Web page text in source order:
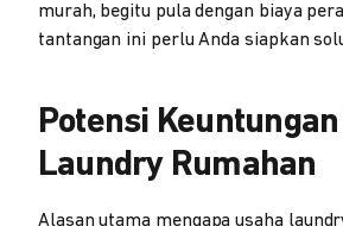
murah, begitu pula dengan biaya
tantangan ini perlu Anda siapkan
Potensi
Laundry Rumahan
Alasan utama mengapa usaha